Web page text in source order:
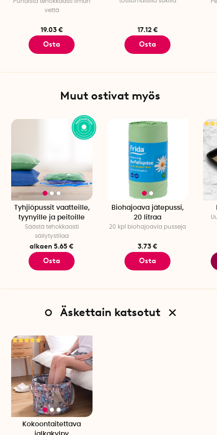
Lasten tulee aina olla aikuisten valvonnassa kun he
käyttävät jalkakylpyä.
vettä
19.03 €
Osta
17.12 €
Osta
Muut ostivat myös
Tyhjiöpussit vaatteille,
tyynyille ja peitoille
Säästä tehokkaasti
säilytystilaa
alkaen 5.65 €
Osta
Biohajoava jätepussi,
20 litraa
20 kpl biohajoavia pusseja
3.73 €
Osta
Äskettain katsotut
Kokoontaitettava